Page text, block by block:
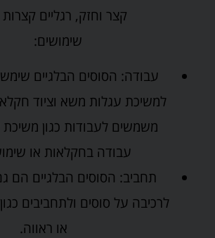
קצר וחזק, רגליים
שימושים:
עבודה: הסוסים הבלגיים
למשיכת עגלות משא וציוד
משמשים לעבודות כגון משיכת
עבודה בחקלאות או
תחביב: הסוסים הבלגיים הם
לרכיבה על סוסים ולתחביבים
או ראווה.